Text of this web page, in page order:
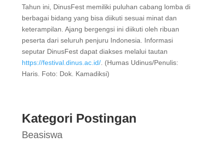
Tahun ini, DinusFest memiliki puluhan cabang lomba di
berbagai bidang yang bisa diikuti sesuai minat dan
keterampilan. Ajang bergengsi ini diikuti oleh ribuan
peserta dari seluruh penjuru Indonesia. Informasi
seputar DinusFest dapat diakses melalui tautan
https://festival.dinus.ac.id/. (Humas Udinus/Penulis:
Haris. Foto: Dok. Kamadiksi)
Kategori Postingan
Beasiswa